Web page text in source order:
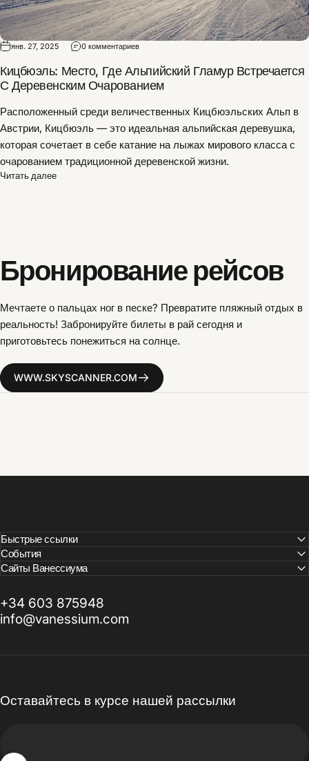
янв. 27, 2025 0 комментариев
Кицбюэль: Место, Где Альпийский Гламур Встречается
С Деревенским Очарованием
Расположенный среди величественных Кицбюэльских Альп в
Австрии, Кицбюэль — это идеальная альпийская деревушка,
которая сочетает в себе катание на лыжах мирового класса с
очарованием традиционной деревенской жизни.
Читать далее
Бронированиерейсов
Мечтаете о пальцах ног в песке? Превратите пляжный отдых в
реальность! Забронируйте билеты в рай сегодня и
приготовьтесь понежиться на солнце.
WWW.SKYSCANNER.COM
Быстрые ссылки
События
Сайты Ванессиума
+34 603 875948
info@vanessium.com
Оставайтесь в курсе нашей рассылки